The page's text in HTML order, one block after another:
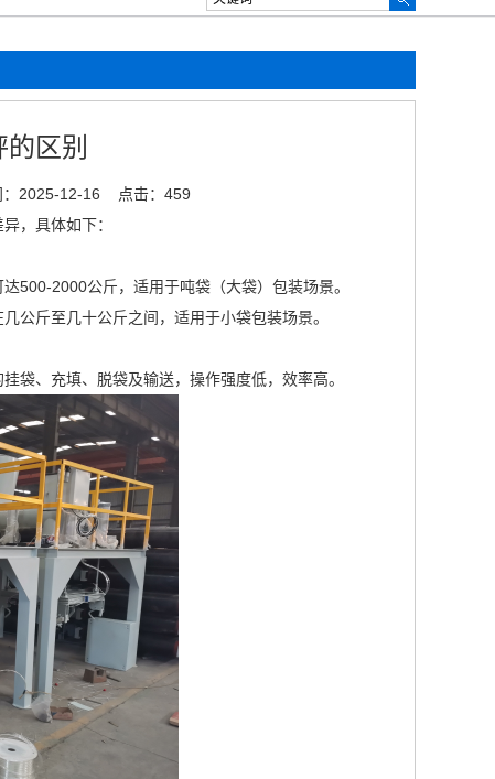
区别
：2025-12-16
点击：459
，具体如下：
500-2000公斤，适用于吨袋（大袋）包装场景。
公斤至几十公斤之间，适用于小袋包装场景。
袋、充填、脱袋及输送，操作强度低，效率高。